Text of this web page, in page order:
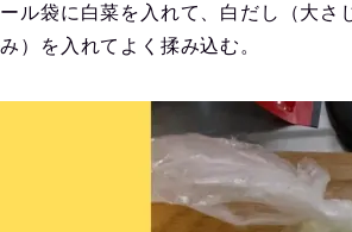
ル袋に白菜を入れて、白だし（大さ
み）を入れてよく揉み込む。